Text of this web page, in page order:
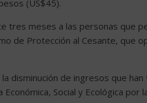
(US$45).
tres meses a las personas que
de Protección al Cesante, que
disminución de ingresos que
Social y Ecológica por